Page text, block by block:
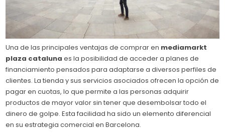
Una de las principales ventajas de comprar en mediamarkt
plaza cataluna es la posibilidad de acceder a planes de
financiamiento pensados para adaptarse a diversos perfiles de
clientes. La tienda y sus servicios asociados ofrecen la opción de
pagar en cuotas, lo que permite a las personas adquirir
productos de mayor valor sin tener que desembolsar todo el
dinero de golpe. Esta facilidad ha sido un elemento diferencial
en su estrategia comercial en Barcelona.